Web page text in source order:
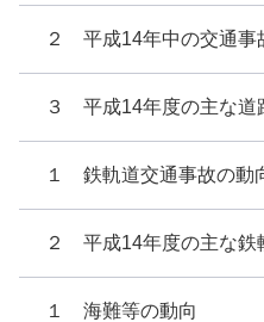
２ 平成14年中の交通事
３ 平成14年度の主な道
１ 鉄軌道交通事故の動
２ 平成14年度の主な鉄
１ 海難等の動向